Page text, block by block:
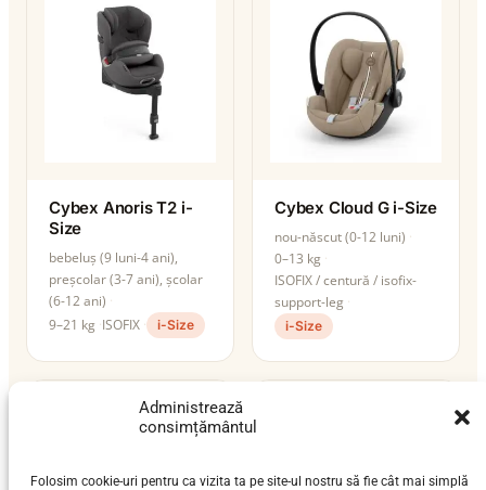
Administrează
consimțământul
Folosim cookie-uri pentru ca vizita ta pe site-ul nostru să fie cât mai simplă
Cybex Anoris T2 i-
Size
bebeluș (9 luni-4 ani),
preșcolar (3-7 ani), școlar
(6-12 ani)
9–21 kg ISOFIX i-Size
Cybex Cloud G i-Size
nou-născut (0-12 luni)
0–13 kg
ISOFIX / centură / isofix-
support-leg
i-Size